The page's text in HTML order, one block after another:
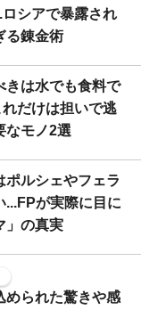
シアで暴露され
る錬金術
きは水でも食料で
だけは担いで逃
なモノ2選
ポルシェやフェラ
...FPが実際に目に
」の真実
められた驚きや感